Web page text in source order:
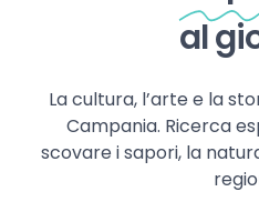
al
La cultura, l’arte e la
Campania. Ricerca
scovare i sapori, la